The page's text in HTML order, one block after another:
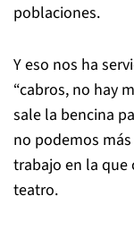
poblaciones.
Y eso nos ha
“cabros, no hay
sale la bencina
no podemos
trabajo en la que
teatro.